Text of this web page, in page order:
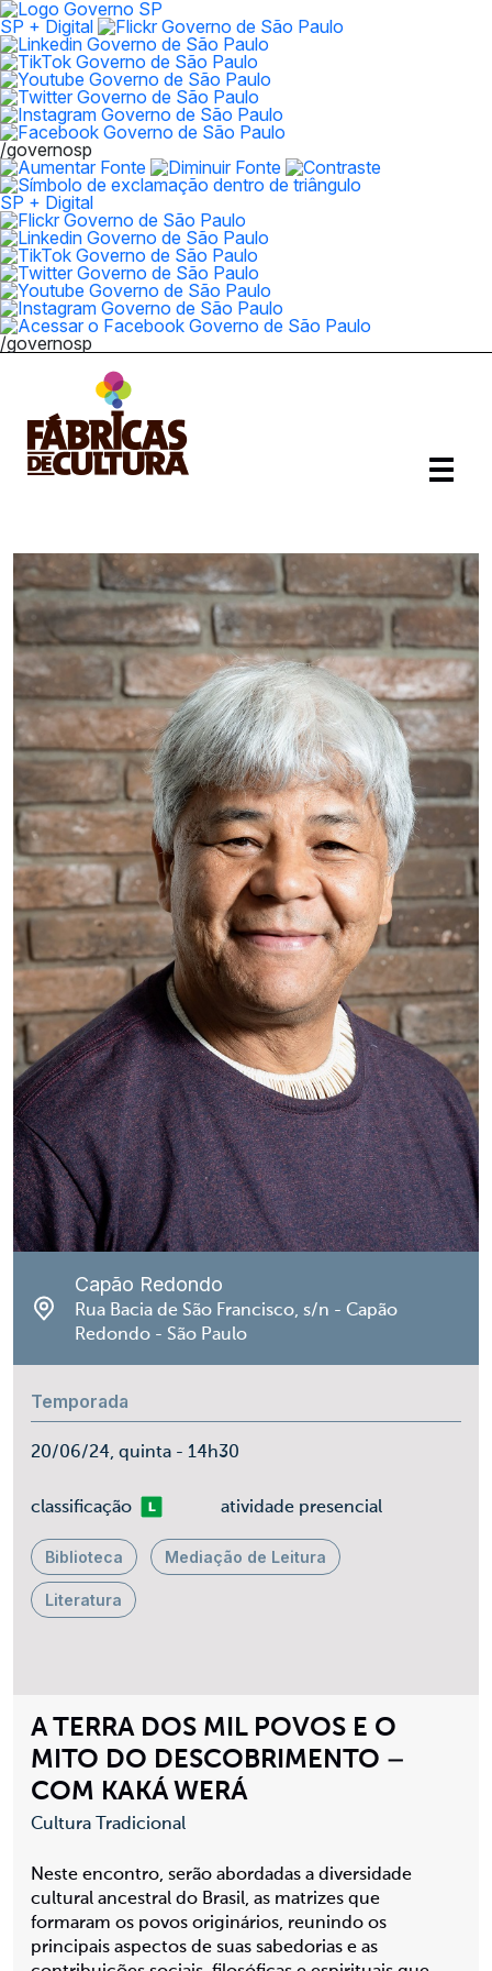
SP + Digital
/governosp
SP + Digital
/governosp
A TERRA DOS MIL POVOS E O
MITO DO DESCOBRIMENTO –
COM KAKÁ WERÁ
Cultura Tradicional
Neste encontro, serão abordadas a diversidade
cultural ancestral do Brasil, as matrizes que
formaram os povos originários, reunindo os
principais aspectos de suas sabedorias e as
Capão Redondo
Rua Bacia de São Francisco, s/n - Capão
Redondo - São Paulo
Temporada
20/06/24, quinta - 14h30
classificaçãoLivre atividade presencial
Biblioteca Mediação de Leitura
Literatura